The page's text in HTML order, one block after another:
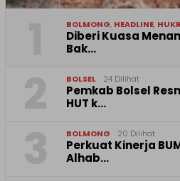
BOLMONG, HEADLINE,
Diberi Kuasa
Bak…
BOLSEL 24 Dilihat
Pemkab Bolsel
HUT k…
BOLMONG 20 Dilihat
Perkuat Kinerja
Alhab…